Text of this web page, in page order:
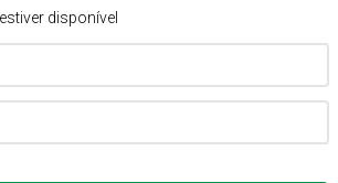
disponível